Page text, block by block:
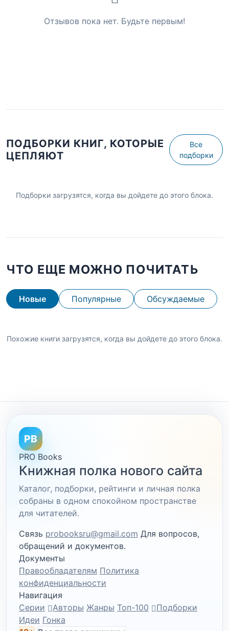
Отзывов пока нет. Будьте первым!
ПОДБОРКИ КНИГ, КОТОРЫЕ
ЦЕПЛЯЮТ
Все
подборки
Подборки загрузятся, когда вы дойдете до этого блока.
ЧТО ЕЩЕ МОЖНО ПОЧИТАТЬ
Новые Популярные Обсуждаемые
Похожие книги загрузятся, когда вы дойдете до этого блока.
PB
PRO Books
Книжная полка нового сайта
Каталог, подборки, рейтинги и личная полка
собраны в одном спокойном пространстве
для читателей.
Связь probooksru@gmail.com Для вопросов,
обращений и документов.
Документы
Правообладателям Политика
конфиденциальности
Навигация
Серии
Авторы Жанры Топ-100
Подборки
Идеи Гонка